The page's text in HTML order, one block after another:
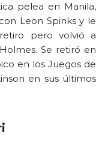
pelea en Manila,
Leon Spinks y le
pero volvió a
Se retiró en
en los Juegos de
en sus últimos